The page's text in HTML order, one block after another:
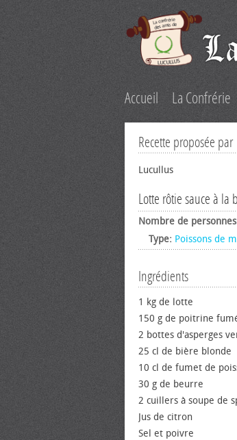
Accueil La Confrérie
Recette proposée par
Lucullus
Lotte rôtie sauce à la
Nombre de
Type: Poissons de
Ingrédients
1 kg de lotte
150 g de poitrine
2 bottes d'asperges
25 cl de bière blonde
10 cl de fumet de
30 g de beurre
2 cuillers à soupe de
Jus de citron
Sel et poivre